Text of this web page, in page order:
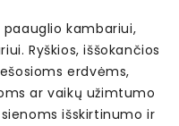
kambariui,
Ryškios, iššokančios
erdvėms,
ar vaikų užimtumo
išskirtinumo ir